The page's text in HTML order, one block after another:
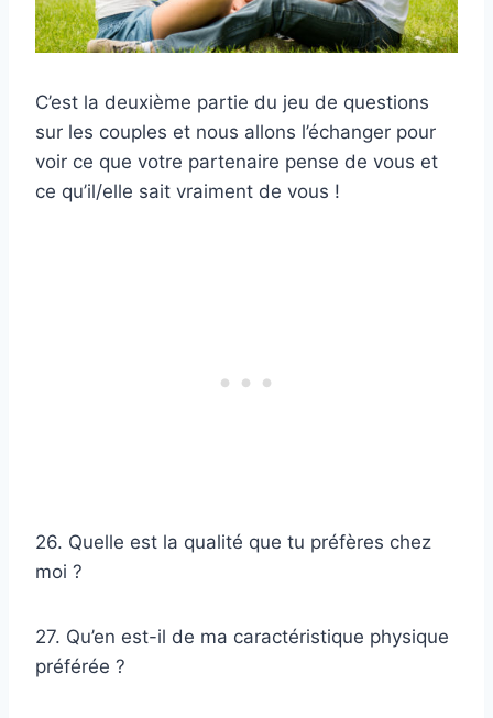
C’est la deuxième partie du jeu de questions
sur les couples et nous allons l’échanger pour
voir ce que votre partenaire pense de vous et
ce qu’il/elle sait vraiment de vous !
26. Quelle est la qualité que tu préfères chez
moi ?
27. Qu’en est-il de ma caractéristique physique
préférée ?